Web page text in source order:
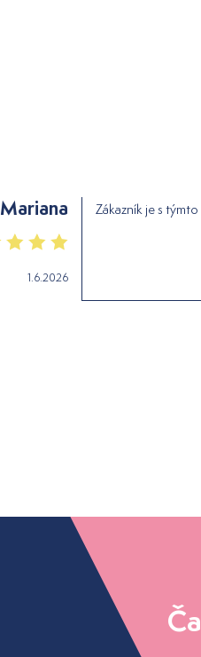
Mariana
1.6.2026
Zákazník je s